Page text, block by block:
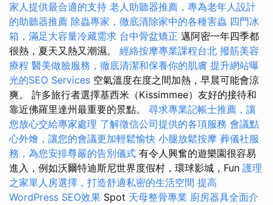
家人提供最合適的支持 老人助聽器推薦，專為老年人設計
的助聽器推薦 除蟲專家，徹底清除家中的各種害蟲 四門冰
箱，滿足大容量冷藏需求 台中骨盆矯正 邁阿密一年四季都
很熱，夏天又熱又潮濕。 經絡按摩專業課程台北 撥筋美容
療程 醫美做臉服務，徹底清潔和保養你的肌膚 提升網站曝
光的SEO Services 空氣溫度在度之間加熱，早晨可能會涼
爽。 許多旅行者選擇基西米（Kissimmee）友好的接待和
靠近佛羅里達州最重要的景點。 尋求專業記帳士推薦，讓
您放心交給專家處理 了解徵信公司提供的各項服務 會議點
心外燴，讓您的會議更加輕鬆愉快 小腿放鬆按摩 葬儀社服
務，為您安排尊嚴的告別儀式 有令人興奮的遊樂園很容易
進入，例如沃爾特迪斯尼世界度假村，環球影城，Fun 護理
之家單人房選擇，打造舒適私密的生活空間 提高
WordPress SEO效果 Spot 天母整骨專業 廚房器具全面介